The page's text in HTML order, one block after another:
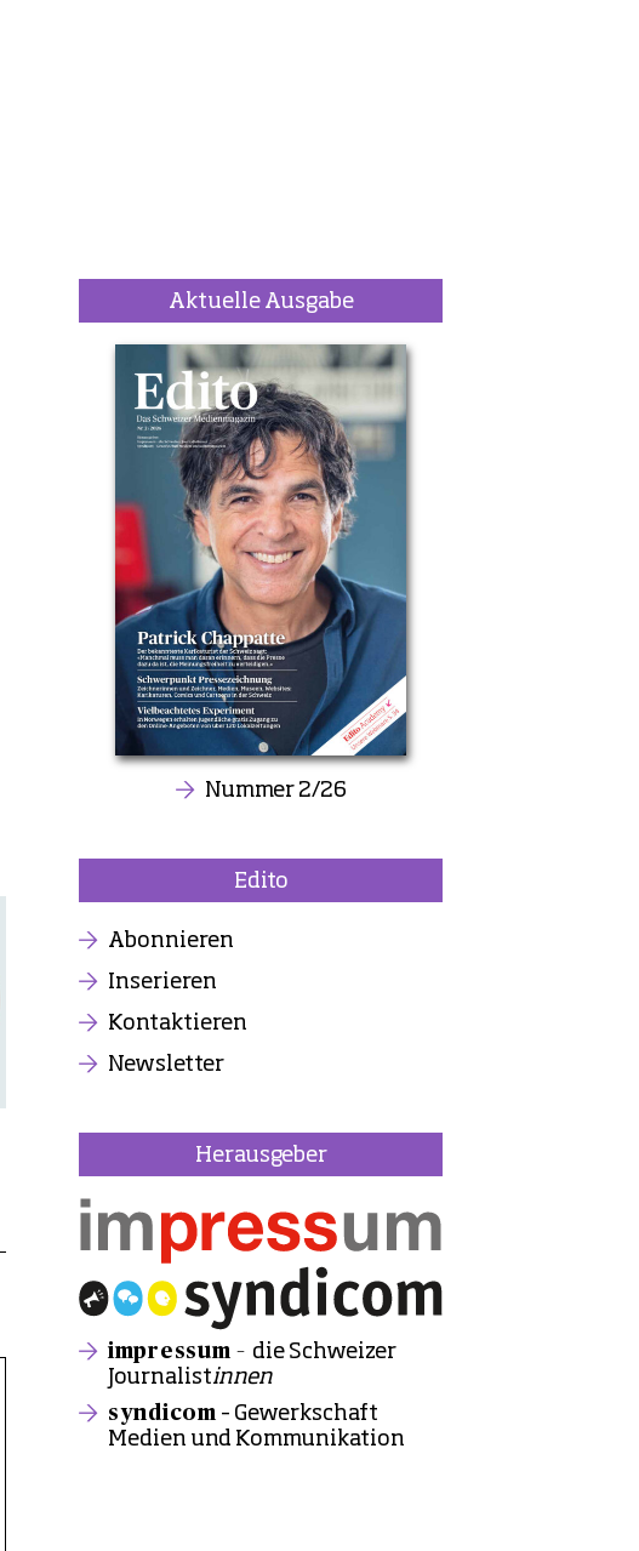
Aktuelle Ausgabe
Nummer 2/26
Edito
Abonnieren
Inserieren
Kontaktieren
Newsletter
Herausgeber
impressum – die Schweizer
Journalistinnen
syndicom – Gewerkschaft
Medien und Kommunikation